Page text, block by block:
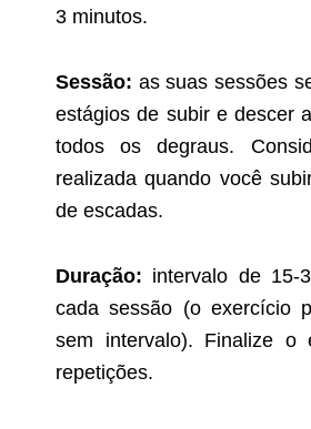
3 minutos.
Sessão: as suas sessões
estágios de subir e descer
todos os degraus.
realizada quando você
de escadas.
Duração: intervalo de 15-
cada sessão (o exercício
sem intervalo). Finalize o
repetições.